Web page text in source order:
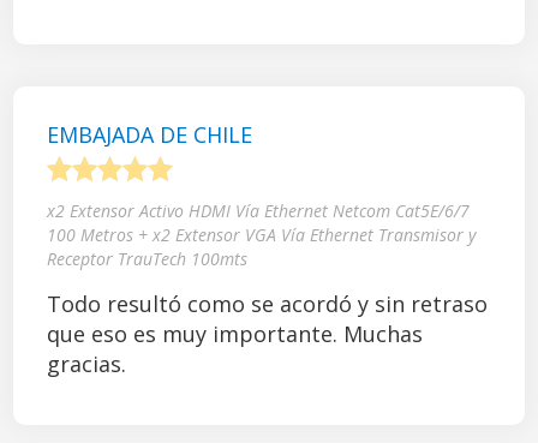
EMBAJADA DE CHILE
x2 Extensor Activo HDMI Vía Ethernet Netcom Cat5E/6/7
100 Metros + x2 Extensor VGA Vía Ethernet Transmisor y
Receptor TrauTech 100mts
Todo resultó como se acordó y sin retraso
que eso es muy importante. Muchas
gracias.